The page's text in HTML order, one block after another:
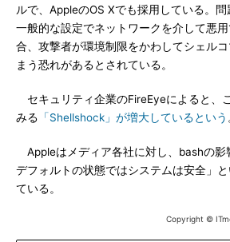
ルで、AppleのOS Xでも採用している。
一般的な設定でネットワークを介して悪
合、攻撃者が環境制限をかわしてシェル
まう恐れがあるとされている。
セキュリティ企業のFireEyeによると、
みる 「Shellshock」が増大しているという
Appleはメディア各社に対し、bashの影
デフォルトの状態ではシステムは安全」
ている。
Copyright ©